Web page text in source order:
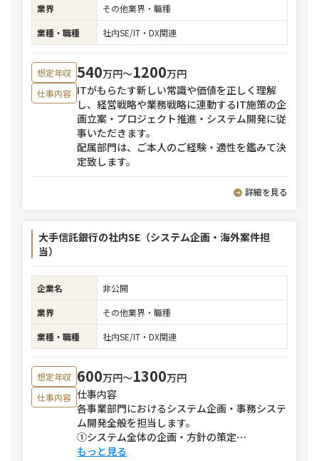
業界
その他業界・職種
業種・職種
社内SE/IT・DX関連
想定年収 540万円〜1200万円
仕事内容 ITがもらたす新しい常識や価値を正しく理解
し、経営戦略や業務戦略に連動するIT施策の企
画立案・プロジェクト推進・システム開発に従
事いただきます。
配属部門は、ご本人のご経験・適性を鑑みて決
定致します。
詳細を見る
大手信託銀行の社内SE（システム企画・海外案件担
当）
企業名
非公開
業界
その他業界・職種
業種・職種
社内SE/IT・DX関連
想定年収 600万円〜1300万円
仕事内容 仕事内容
各事業部門におけるシステム企画・事務システ
ム開発全般を担当します。
①システム全体の企画・方針の策定⋯
もっと見る